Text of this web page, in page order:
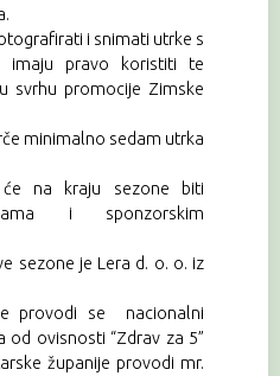
i snimati utrke s
imaju pravo koristiti te
svrhu promocije Zimske
minimalno sedam utrka
će na kraju sezone biti
i sponzorskim
sezone je Lera d. o. o. iz
provodi se nacionalni
od ovisnosti “Zdrav za 5”
županije provodi mr.